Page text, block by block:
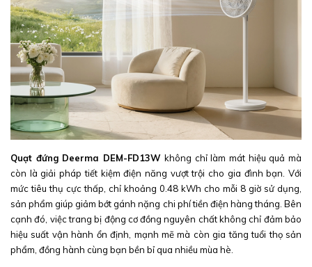
Quạt đứng Deerma DEM-FD13W không chỉ làm mát hiệu quả mà
còn là giải pháp tiết kiệm điện năng vượt trội cho gia đình bạn. Với
mức tiêu thụ cực thấp, chỉ khoảng 0.48 kWh cho mỗi 8 giờ sử dụng,
sản phẩm giúp giảm bớt gánh nặng chi phí tiền điện hàng tháng. Bên
cạnh đó, việc trang bị động cơ đồng nguyên chất không chỉ đảm bảo
hiệu suất vận hành ổn định, mạnh mẽ mà còn gia tăng tuổi thọ sản
phẩm, đồng hành cùng bạn bền bỉ qua nhiều mùa hè.